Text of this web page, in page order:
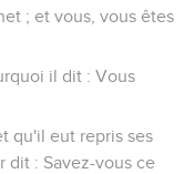
; et vous, vous êtes
il dit : Vous
qu'il eut repris ses
dit : Savez-vous ce